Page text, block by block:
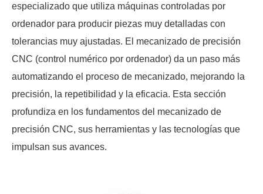
especializado que utiliza máquinas controladas por
ordenador para producir piezas muy detalladas con
tolerancias muy ajustadas. El mecanizado de precisión
CNC (control numérico por ordenador) da un paso más
automatizando el proceso de mecanizado, mejorando la
precisión, la repetibilidad y la eficacia. Esta sección
profundiza en los fundamentos del mecanizado de
precisión CNC, sus herramientas y las tecnologías que
impulsan sus avances.